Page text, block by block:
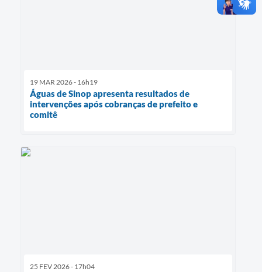
19 MAR 2026 - 16h19
Águas de Sinop apresenta resultados de
intervenções após cobranças de prefeito e
comitê
25 FEV 2026 - 17h04